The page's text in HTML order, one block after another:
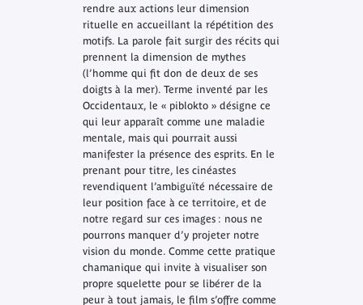
rendre aux actions leur dimension
rituelle en accueillant la répétition des
motifs. La parole fait surgir des récits qui
prennent la dimension de mythes
(l’homme qui fit don de deux de ses
doigts à la mer). Terme inventé par les
Occidentaux, le « piblokto » désigne ce
qui leur apparaît comme une maladie
mentale, mais qui pourrait aussi
manifester la présence des esprits. En le
prenant pour titre, les cinéastes
revendiquent l’ambiguïté nécessaire de
leur position face à ce territoire, et de
notre regard sur ces images : nous ne
pourrons manquer d’y projeter notre
vision du monde. Comme cette pratique
chamanique qui invite à visualiser son
propre squelette pour se libérer de la
peur à tout jamais, le film s’offre comme